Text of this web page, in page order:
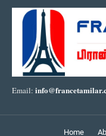
Email:
Home